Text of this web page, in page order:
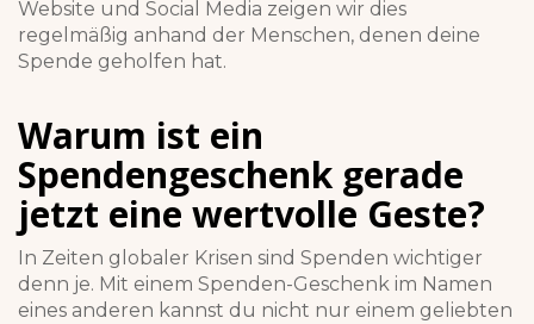
Website und Social Media zeigen wir dies
regelmäßig anhand der Menschen, denen deine
Spende geholfen hat.
Warum ist ein
Spendengeschenk gerade
jetzt eine wertvolle Geste?
In Zeiten globaler Krisen sind Spenden wichtiger
denn je. Mit einem Spenden-Geschenk im Namen
eines anderen kannst du nicht nur einem geliebten